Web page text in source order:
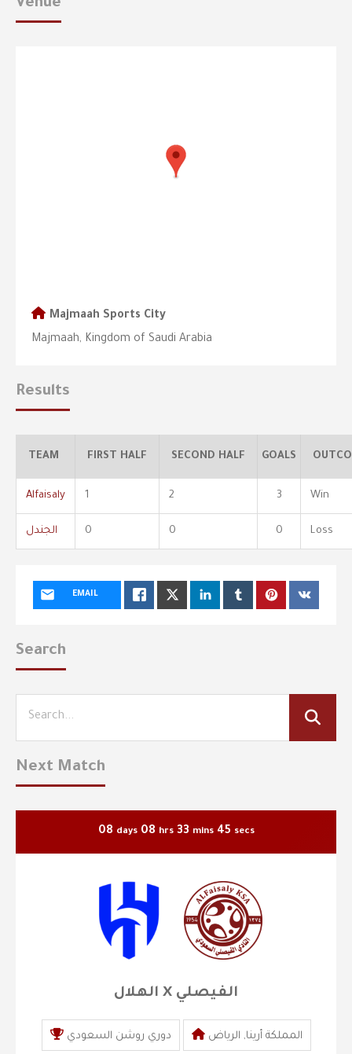
Venue
Majmaah Sports City
Majmaah, Kingdom of Saudi Arabia
Results
TEAM FIRST HALF SECOND HALF GOALS
Alfaisaly 1 2 3 Win
الجندل 0 0 0 Loss
EMAIL
Search
Next Match
08 days 08 hrs 33 mins 45 secs
الهلال X الفيصلي
دوري روشن السعودي المملكة أرينا, الرياض